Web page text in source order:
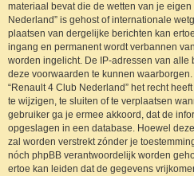
materiaal bevat die de wetten van je
Nederland” is gehost of internationale
plaatsen van dergelijke berichten kan
ingang en permanent wordt verbannen
worden ingelicht. De IP-adressen van
deze voorwaarden te kunnen
“Renault 4 Club Nederland” het recht
te wijzigen, te sluiten of te verplaatsen
gebruiker ga je ermee akkoord, dat de
opgeslagen in een database. Hoewel
zal worden verstrekt zónder je
nóch phpBB verantwoordelijk worden
ertoe kan leiden dat de gegevens